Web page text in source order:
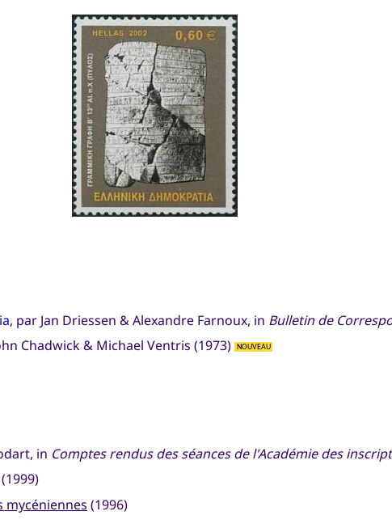
, par Jan Driessen & Alexandre Farnoux, in Bulletin de
Chadwick & Michael Ventris (1973) NOUVEAU
in Comptes rendus des séances de l'Académie des
(1999)
mycéniennes (1996)